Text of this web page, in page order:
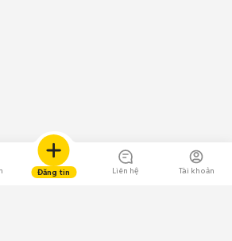
Đăng tin Liên hệ Tài khoản